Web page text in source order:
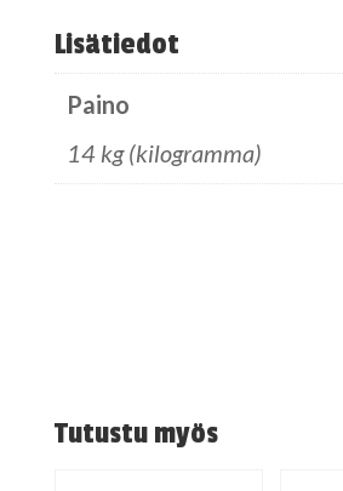
Lisätiedot
Paino
14 kg (kilogramma)
Tutustu myös